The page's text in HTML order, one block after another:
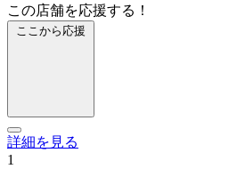
この店舗を応援する！
ここから応援
詳細を見る
1